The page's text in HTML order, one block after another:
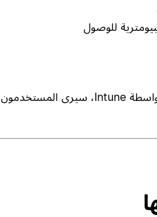
عند تسجيل الدخول إلى مساحة عمل مُدارة بواسطة Intune، سيرى المستخدمون